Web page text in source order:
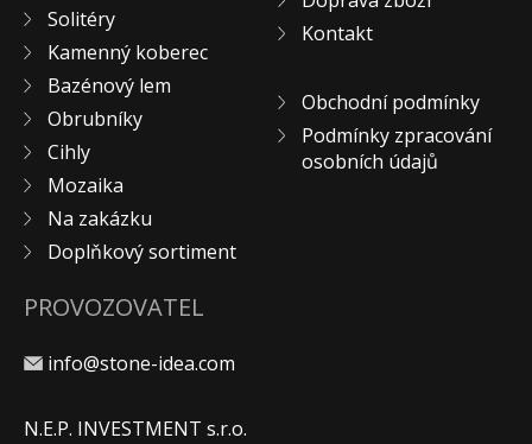
Solitéry
Kamenný koberec
Bazénový lem
Obrubníky
Cihly
Mozaika
Na zakázku
Doplňkový sortiment
Kontakt
Obchodní podmínky
Podmínky zpracování
osobních údajů
PROVOZOVATEL
info@stone-idea.com
N.E.P. INVESTMENT s.r.o.